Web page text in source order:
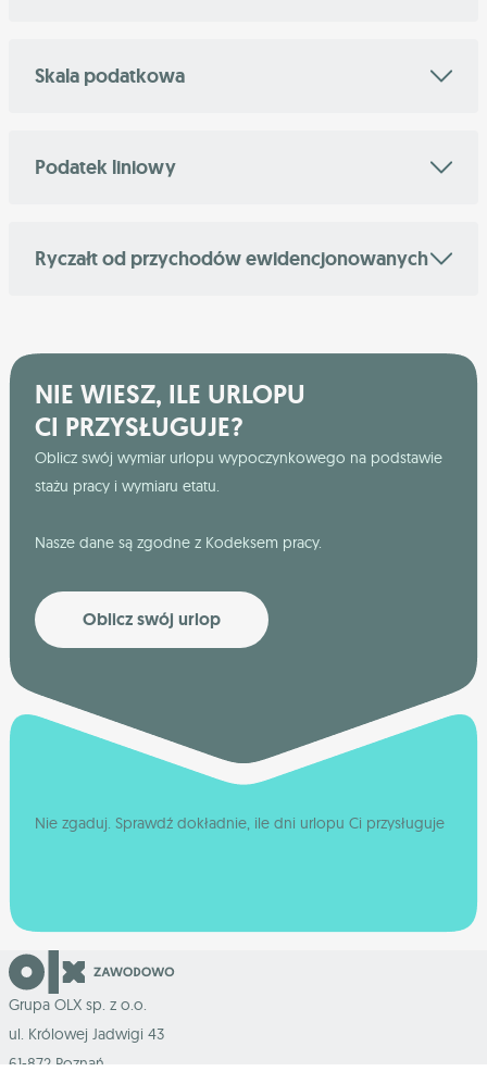
Skala podatkowa
Podatek liniowy
Ryczałt od przychodów ewidencjonowanych
NIE WIESZ, ILE URLOPU
CI PRZYSŁUGUJE?
Oblicz swój wymiar urlopu wypoczynkowego na podstawie
stażu pracy i wymiaru etatu.
Nasze dane są zgodne z Kodeksem pracy.
Oblicz swój urlop
Nie zgaduj. Sprawdź dokładnie, ile dni urlopu Ci przysługuje
Grupa OLX sp. z o.o.
ul. Królowej Jadwigi 43
61-872 Poznań